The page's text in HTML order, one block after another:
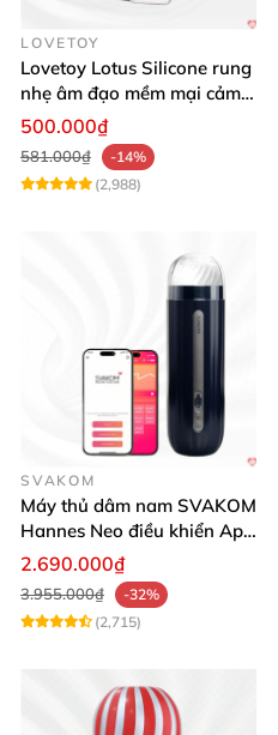
LOVETOY
Lovetoy Lotus Silicone rung
nhẹ âm đạo mềm mại cảm
giác thật
500.000₫
581.000₫
-14%
(2,988)
SVAKOM
Máy thủ dâm nam SVAKOM
Hannes Neo điều khiển App
tương tác
2.690.000₫
3.955.000₫
-32%
(2,715)